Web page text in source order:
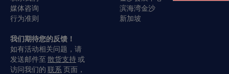
滨海湾金沙
新加坡
媒体咨询
行为准则
我们期待您的反馈！
如有活动相关问题，请
发送邮件至 散货支持或
访问我们的 联系 页面，